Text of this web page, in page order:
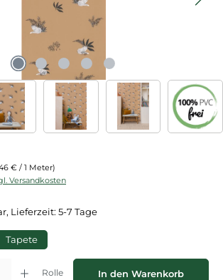
€ / 1 Meter)
Versandkosten
Lieferzeit: 5-7 Tage
Tapete
gewünschten Wert ein oder benutze die
Rolle In den Warenkorb